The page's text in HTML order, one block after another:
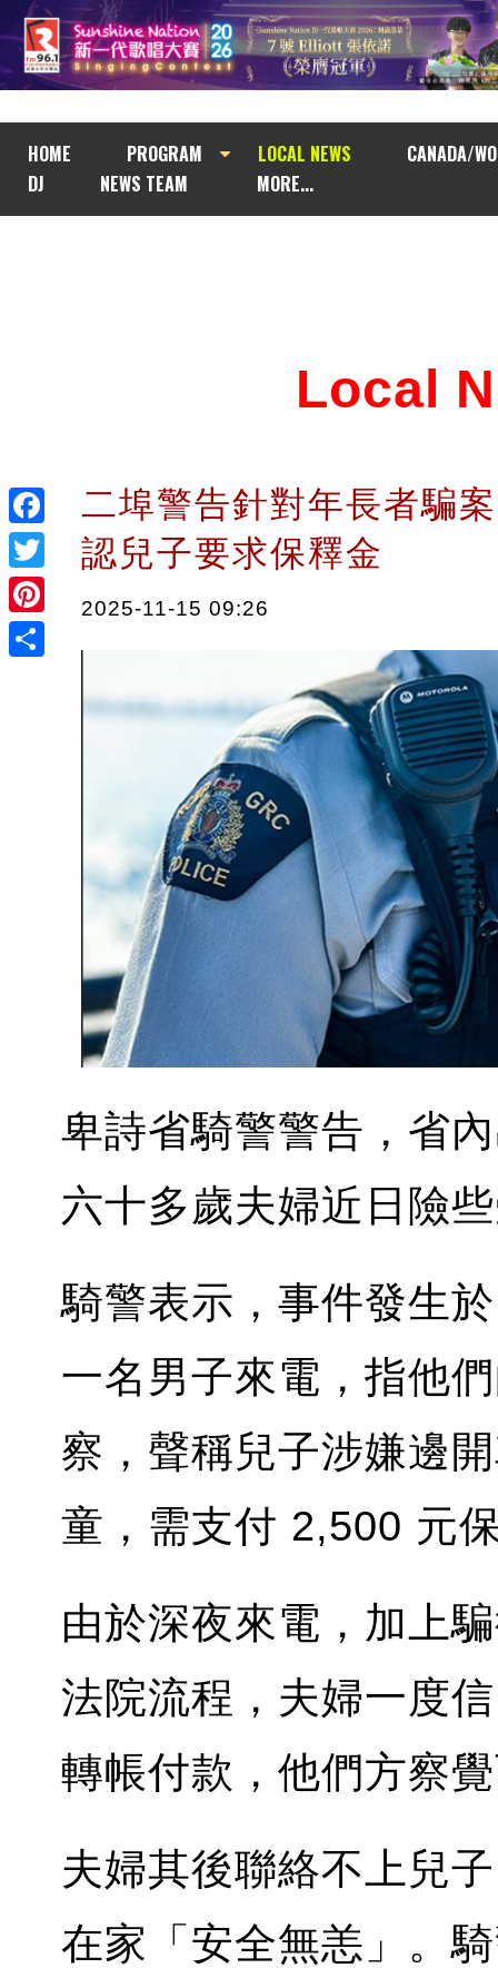
HOME PROGRAM LOCAL NEWS
CANADA/
DJ
NEWS TEAM MORE...
Facebook
Twitter
Pinterest
Local
二埠警告針對年長者騙
認兒子要求保釋金
2025-11-15 09:26
卑詩省騎警警告，省
六十多歲夫婦近日險
騎警表示，事件發生
一名男子來電，指他
察，聲稱兒子涉嫌邊
童，需支付 2,500 元
由於深夜來電，加上
法院流程，夫婦一度
轉帳付款，他們方察
夫婦其後聯絡不上兒
在家「安全無恙」。